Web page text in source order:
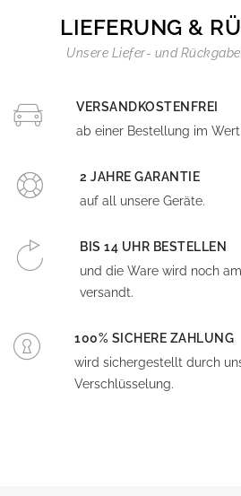
LIEFERUNG &
Unsere Liefer- und
VERSANDKOSTENFREI
ab einer Bestellung im
2 JAHRE GARANTIE
auf all unsere Geräte.
BIS 14 UHR BESTELLEN
und die Ware wird noch
versandt.
100% SICHERE ZAHLUNG
wird sichergestellt durch
Verschlüsselung.